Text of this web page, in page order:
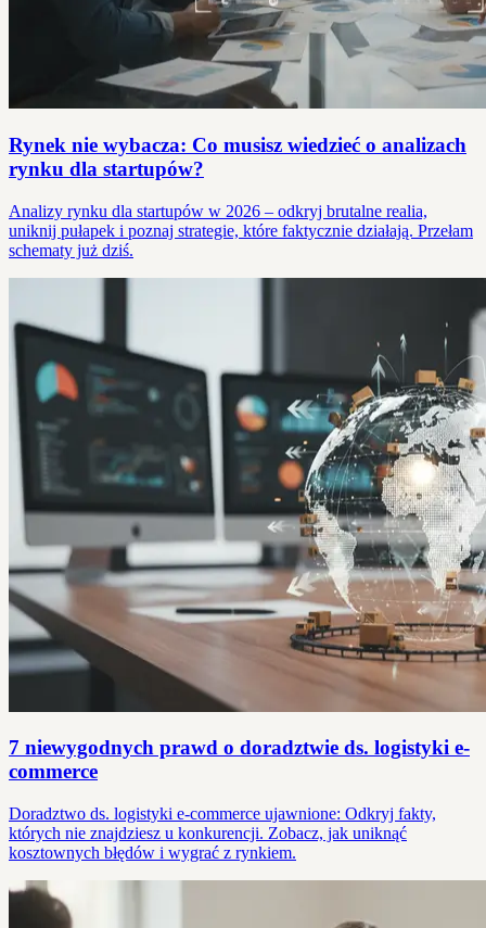
Rynek nie wybacza: Co musisz wiedzieć o analizach
rynku dla startupów?
Analizy rynku dla startupów w 2026 – odkryj brutalne realia,
uniknij pułapek i poznaj strategie, które faktycznie działają. Przełam
schematy już dziś.
7 niewygodnych prawd o doradztwie ds. logistyki e-
commerce
Doradztwo ds. logistyki e-commerce ujawnione: Odkryj fakty,
których nie znajdziesz u konkurencji. Zobacz, jak uniknąć
kosztownych błędów i wygrać z rynkiem.